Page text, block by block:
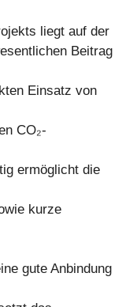
liegt auf der
Beitrag
Einsatz von
CO₂-
ermöglicht die
kurze
gute Anbindung